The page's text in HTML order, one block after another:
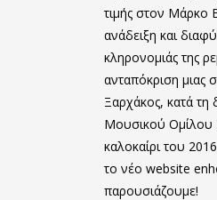
τιμής στον Μάρκο
ανάδειξη και
κληρονομιάς της
ανταπόκριση μιας
Ξαρχάκος, κατά τη
Μουσικού Ομίλου
καλοκαίρι του
το νέο website
παρουσιάζουμε!